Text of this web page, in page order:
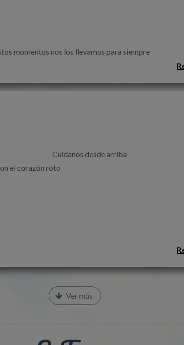
Estos momentos
el corazón roto
Ver más